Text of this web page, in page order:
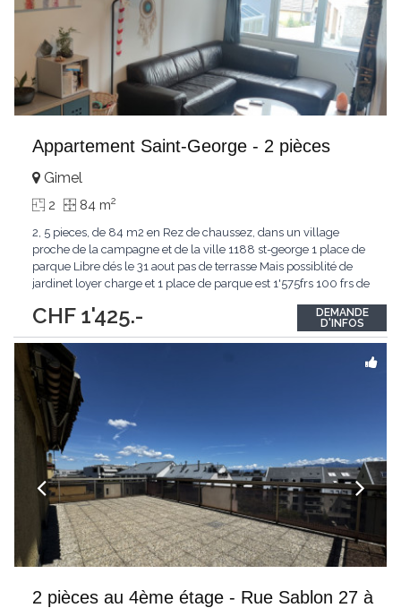
Appartement Saint-George - 2 pièces
CHF 1'425.-
Gimel
2 84 m2
2, 5 pieces, de 84 m2 en Rez de chaussez, dans un village
proche de la campagne et de la ville 1188 st-george 1 place de
parque Libre dés le 31 aout pas de terrasse Mais possiblité de
jardinet loyer charge et 1 place de parque est 1'575frs 100 frs de
DEMANDE
D'INFOS
2 pièces au 4ème étage - Rue Sablon 27 à